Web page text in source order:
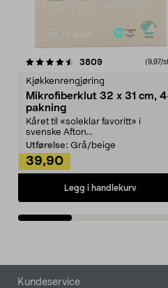
3809anmeldelser(9,97/
Kjøkkenrengjøring
Mikrofiberklut 32 x 31 cm,
pakning
Kåret til «soleklar favoritt» i
svenske Afton...
Utførelse: Grå/beige
39,90
Legg i handlekurv
4.5av 5 stjerner
Bunntekst
Kundeservice